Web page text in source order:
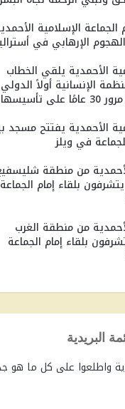
الجماعة الإسلامية
الإرهابي في
الأحمدية يلقي الخطاب
الإنسانية أولاً الدولي
الأحمدية يفتتح مسجد
في ويلز
من منطقة
بلقاء إمام الجماعة
من منطقة الغرب
بلقاء إمام الجماعة
البريدية
واطلعوا على كل ما هو